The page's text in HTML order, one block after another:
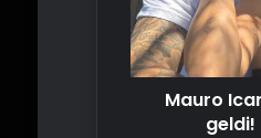
İlk
işi
bakın
ne
oldu?Mauro
geldi!